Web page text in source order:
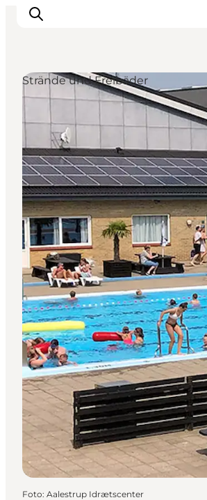
Erlebnisse
Natur
Städte und Orte
Das passiert
Reiseplanung
Praktische Informationen
Strände und Freibäder
Foto: Aalestrup Idrætscenter